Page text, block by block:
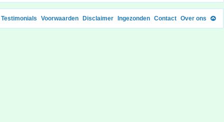
Testimonials Voorwaarden Disclaimer Ingezonden Contact Over ons